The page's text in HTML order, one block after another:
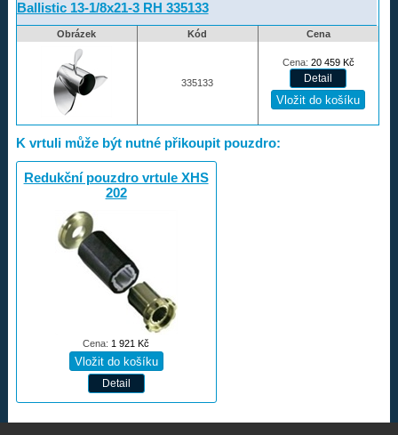
Ballistic 13-1/8x21-3 RH 335133
Obrázek Kód Cena
335133
Cena: 20 459 Kč
K vrtuli může být nutné přikoupit pouzdro:
Redukční pouzdro vrtule XHS
202
Cena: 1 921 Kč